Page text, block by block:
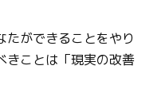
たができることをやり
きことは「現実の改善